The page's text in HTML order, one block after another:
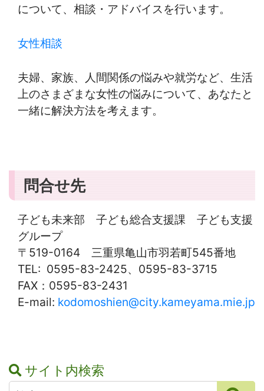
について、相談・アドバイスを行います。
女性相談
夫婦、家族、人間関係の悩みや就労など、生活
上のさまざまな女性の悩みについて、あなたと
一緒に解決方法を考えます。
問合せ先
子ども未来部 子ども総合支援課 子ども支援
グループ
〒519-0164 三重県亀山市羽若町545番地
TEL: 0595-83-2425、0595-83-3715
FAX：0595-83-2431
E-mail: kodomoshien@city.kameyama.mie.jp
サイト内検索